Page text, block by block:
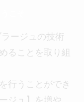
ージュの技術
ることを取り組
行うことができ
ジュ】を増や